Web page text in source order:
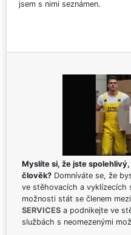
jsem s nimi seznámen.
Myslíte si, že jste
člověk? Domníváte se, že
ve stěhovacích a vyklízecích
možnosti stát se členem
SERVICES a podnikejte ve
službách s neomezenými